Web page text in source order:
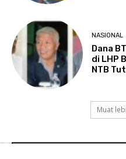
NASIONAL
Dana
di LHP
NTB
Muat